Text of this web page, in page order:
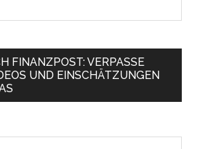
FINANZPOST: VERPASSE
UND EINSCHÄTZUNGEN